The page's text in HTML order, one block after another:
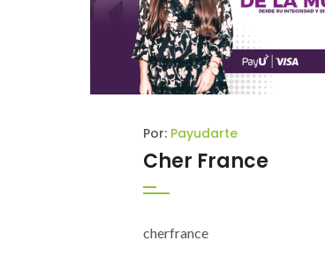
Por: Payudarte
Cher France
cherfrance